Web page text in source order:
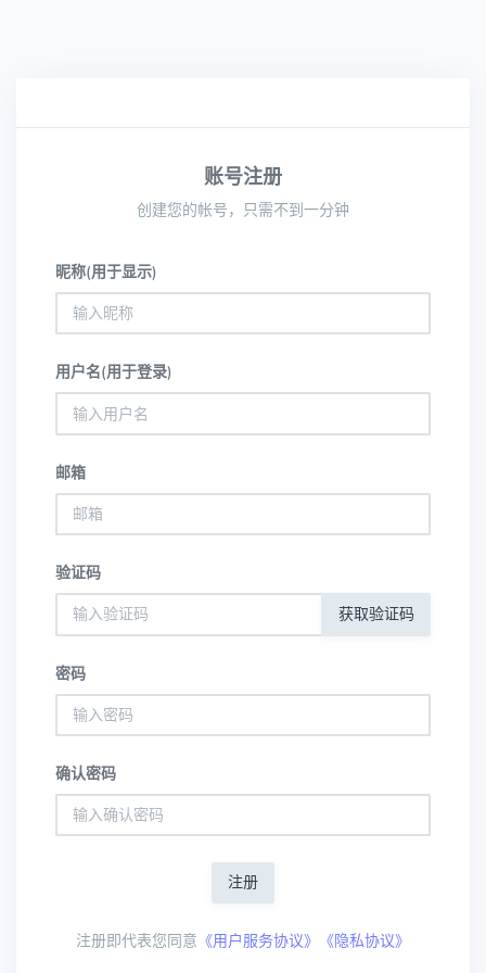
账号注册
创建您的帐号，只需不到一分钟
昵称(用于显示)
用户名(用于登录)
邮箱
验证码
获取验证码
密码
确认密码
注册
注册即代表您同意 《用户服务协议》《隐私协议》